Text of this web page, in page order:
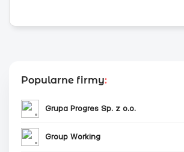
Popularne firmy:
Grupa Progres Sp. z o.o.
Group Working